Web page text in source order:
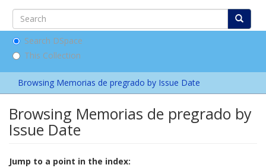
Search DSpace
This Collection
Browsing Memorias de pregrado by Issue Date
Browsing Memorias de pregrado by
Issue Date
Jump to a point in the index: